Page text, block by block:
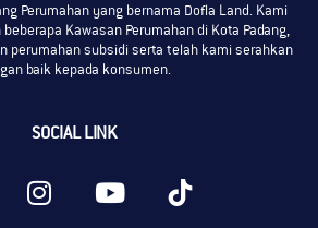
Perumahan yang bernama Dofla Land. Kami
Kawasan Perumahan di Kota Padang,
perumahan subsidi serta telah kami serahkan
baik kepada konsumen.
SOCIAL LINK